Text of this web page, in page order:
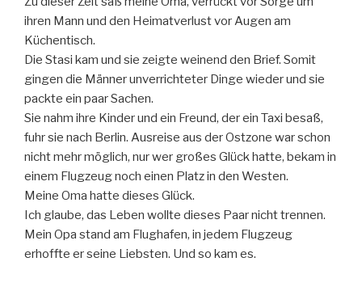
ihren Mann und den Heimatverlust vor Augen am
Küchentisch.
Die Stasi kam und sie zeigte weinend den Brief. Somit
gingen die Männer unverrichteter Dinge wieder und sie
packte ein paar Sachen.
Sie nahm ihre Kinder und ein Freund, der ein Taxi besaß,
fuhr sie nach Berlin. Ausreise aus der Ostzone war schon
nicht mehr möglich, nur wer großes Glück hatte, bekam in
einem Flugzeug noch einen Platz in den Westen.
Meine Oma hatte dieses Glück.
Ich glaube, das Leben wollte dieses Paar nicht trennen.
Mein Opa stand am Flughafen, in jedem Flugzeug
erhoffte er seine Liebsten. Und so kam es.